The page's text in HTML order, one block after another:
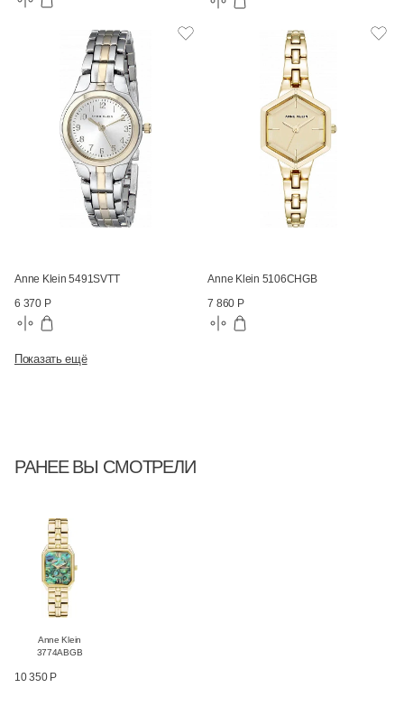
Anne Klein 5491SVTT
6 370 Р
Anne Klein 5106CHGB
7 860 Р
Показать ещё
РАНЕЕ ВЫ СМОТРЕЛИ
Anne Klein
3774ABGB
10 350 Р